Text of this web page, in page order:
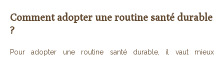
Comment adopter une routine santé durable
?
Pour adopter une routine santé durable, il vaut mieux